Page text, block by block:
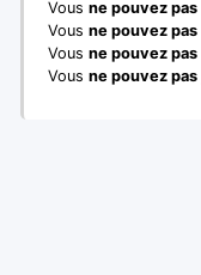
Vous ne pouvez pas
Vous ne pouvez pas
Vous ne pouvez pas
Vous ne pouvez pas